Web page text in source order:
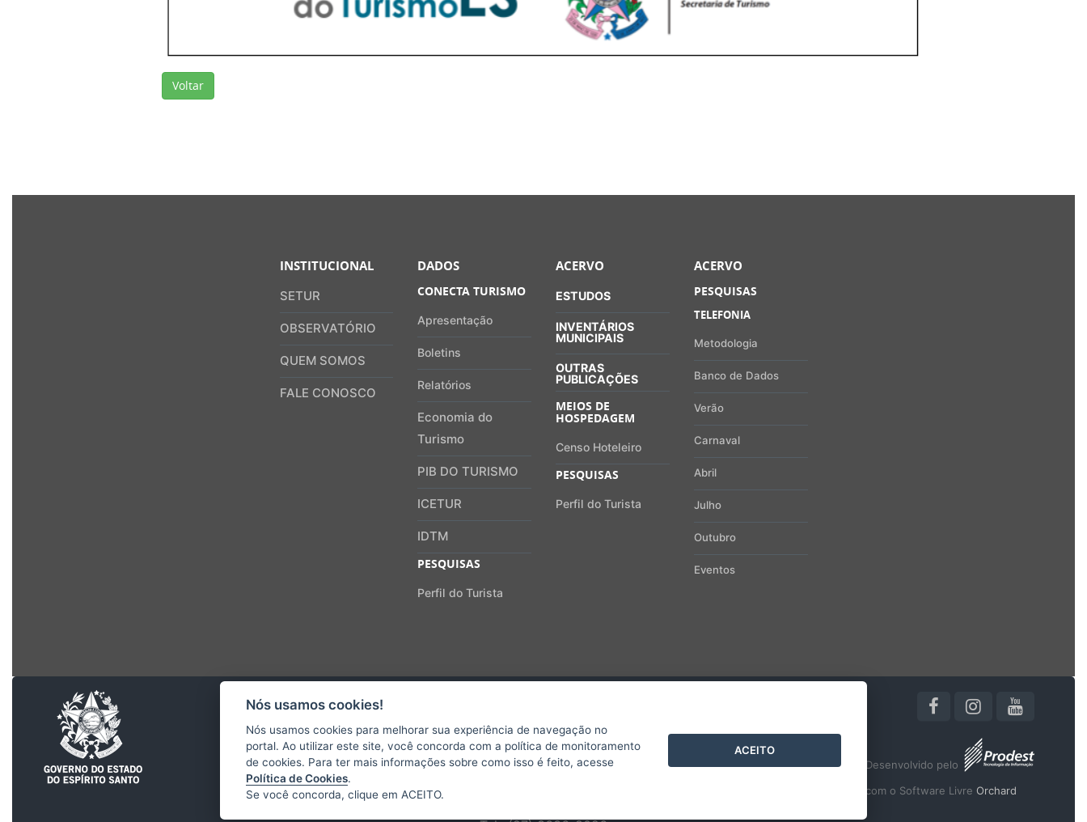
Voltar
INSTITUCIONAL
SETUR
OBSERVATÓRIO
QUEM SOMOS
FALE CONOSCO
DADOS
CONECTA TURISMO
Apresentação
Boletins
Relatórios
Economia do
Turismo
PIB DO TURISMO
ICETUR
IDTM
PESQUISAS
Perfil do Turista
ACERVO
ESTUDOS
INVENTÁRIOS
MUNICIPAIS
OUTRAS
PUBLICAÇÕES
MEIOS DE
HOSPEDAGEM
Censo Hoteleiro
PESQUISAS
Perfil do Turista
ACERVO
PESQUISAS
TELEFONIA
Metodologia
Banco de Dados
Verão
Carnaval
Abril
Julho
Outubro
Eventos
Secretaria de Estado do Turismo
Governo do Estado do Espírito Santo
Av. Marechal Mascarenhas de Moraes, nº 705
Forte São João - Centro, Vitória - ES
2016- 2026
Desenvolvido pelo
com o Software Livre Orchard
Nós usamos cookies!
Nós usamos cookies para melhorar sua experiência de navegação no
portal. Ao utilizar este site, você concorda com a política de monitoramento
de cookies. Para ter mais informações sobre como isso é feito, acesse
Política de Cookies.
Se você concorda, clique em ACEITO.
ACEITO